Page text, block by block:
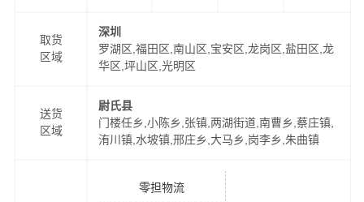
取货
区域
深圳
罗湖区,福田区,南山区,宝安区,龙岗区,盐田区,龙
华区,坪山区,光明区
送货
区域
尉氏县
门楼任乡,小陈乡,张镇,两湖街道,南曹乡,蔡庄镇,
洧川镇,水坡镇,邢庄乡,大马乡,岗李乡,朱曲镇
零担物流